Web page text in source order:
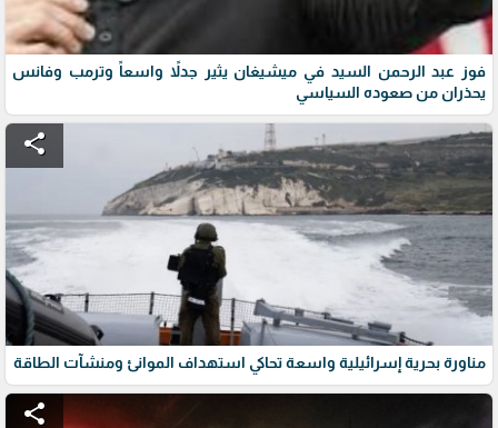
فوز عبد الرحمن السيد في ميشيغان يثير جدلاً واسعاً وترمب وفانس
يحذران من صعوده السياسي
share
مناورة بحرية إسرائيلية واسعة تحاكي استهداف الموانئ ومنشآت الطاقة
share